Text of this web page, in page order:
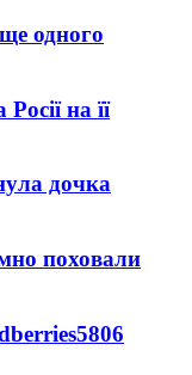
одного
на її
дочка
поховали
5806